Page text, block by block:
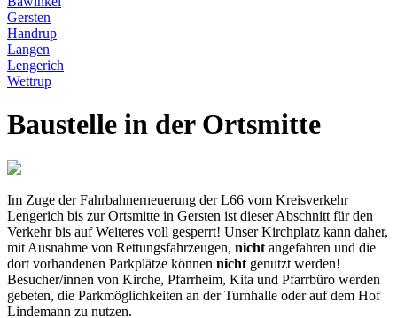
Gersten
Handrup
Langen
Lengerich
Wettrup
Baustelle in der Ortsmitte
Im Zuge der Fahrbahnerneuerung der L66 vom Kreisverkehr
Lengerich bis zur Ortsmitte in Gersten ist dieser Abschnitt für den
Verkehr bis auf Weiteres voll gesperrt! Unser Kirchplatz kann daher,
mit Ausnahme von Rettungsfahrzeugen, nicht angefahren und die
dort vorhandenen Parkplätze können nicht genutzt werden!
Besucher/innen von Kirche, Pfarrheim, Kita und Pfarrbüro werden
gebeten, die Parkmöglichkeiten an der Turnhalle oder auf dem Hof
Lindemann zu nutzen.